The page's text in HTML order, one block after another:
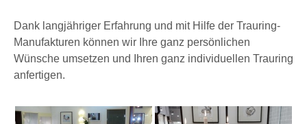
Dank langjähriger Erfahrung und mit Hilfe der Trauring-
Manufakturen können wir Ihre ganz persönlichen
Wünsche umsetzen und Ihren ganz individuellen Trauring
anfertigen.